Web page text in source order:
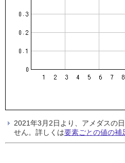
2021年3月2日より、アメダスの
せん。詳しくは要素ごとの値の補